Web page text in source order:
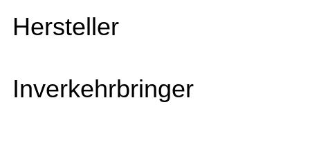
Hersteller
Inverkehrbringer